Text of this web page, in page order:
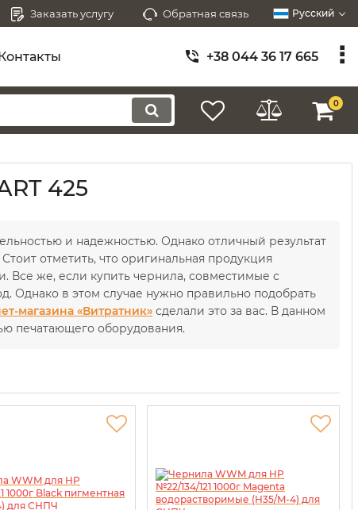
Заказать услугу Обратная связь Русский
+38 044 36 17 665
0
425
и надежностью. Однако отличный результат
отметить, что оригинальная продукция
Все же, если купить чернила, совместимые с
Однако в этом случае нужно правильно подобрать
магазина «Витратник» сделали это за вас. В данном
печатающего оборудования.